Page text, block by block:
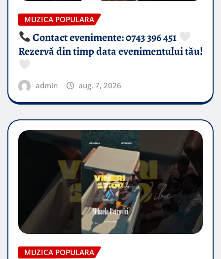
MUZICA POPULARA
Contact evenimente: 0743 396 451
Rezervă din timp data evenimentului tău!
admin aug. 7, 2026
MUZICA POPULARA